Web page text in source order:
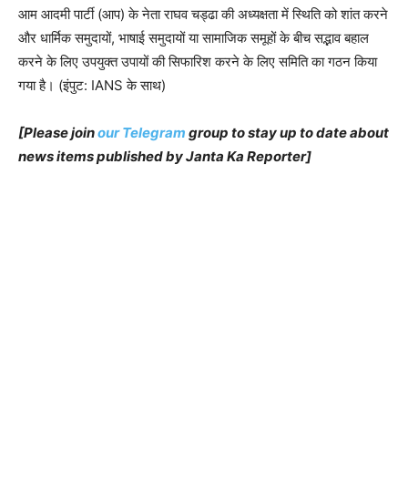
आम आदमी पार्टी (आप) के नेता राघव चड्ढा की अध्यक्षता में स्थिति को शांत करने
और धार्मिक समुदायों, भाषाई समुदायों या सामाजिक समूहों के बीच सद्भाव बहाल
करने के लिए उपयुक्त उपायों की सिफारिश करने के लिए समिति का गठन किया
गया है। (इंपुट: IANS के साथ)
[Please joinour Telegram group to stay up to date about
news items published by Janta Ka Reporter]